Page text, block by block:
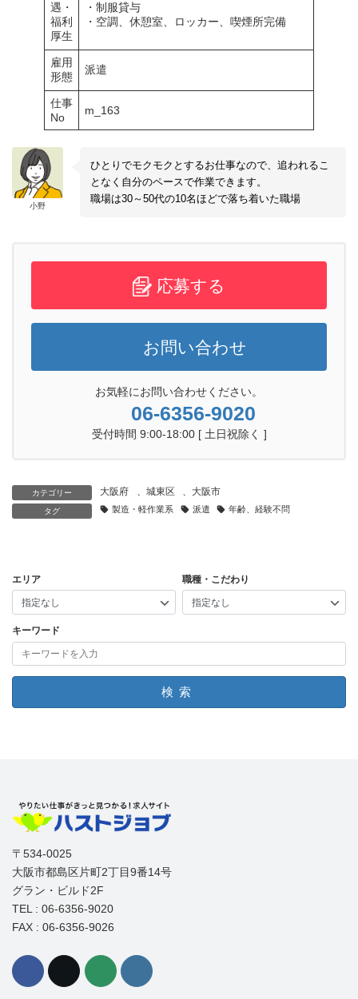
遇・
福利
厚生
・制服貸与
・空調、休憩室、ロッカー、喫煙所完備
雇用
形態
派遣
仕事
No
m_163
小野
ひとりでモクモクとするお仕事なので、追われるこ
となく自分のペースで作業できます。
職場は30～50代の10名ほどで落ち着いた職場
応募する
お問い合わせ
お気軽にお問い合わせください。
06-6356-9020
受付時間 9:00-18:00 [ 土日祝除く ]
カテゴリー 大阪府 、 城東区 、 大阪市
タグ 製造・軽作業系 派遣 年齢、経験不問
エリア 職種・こだわり
キーワード
検索
〒534-0025
大阪市都島区片町2丁目9番14号
グラン・ビルド2F
TEL : 06-6356-9020
FAX : 06-6356-9026